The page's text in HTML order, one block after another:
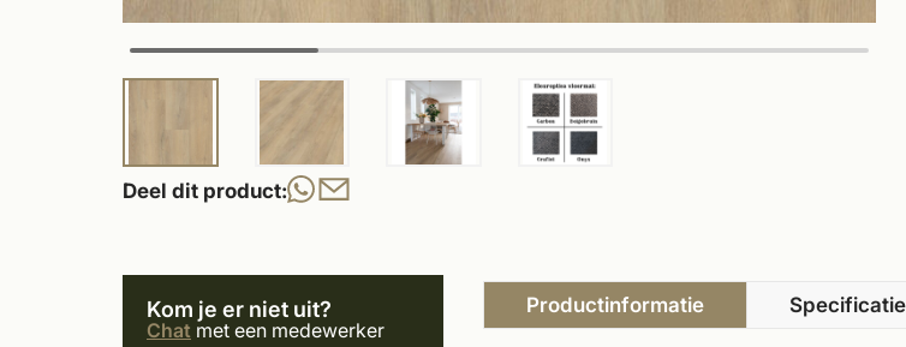
Deel dit product:
Productinformatie
Kom je er niet uit?
Chat met een medewerker